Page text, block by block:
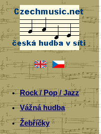
Rock / Pop / Jazz
Vážná hudba
Žebříčky